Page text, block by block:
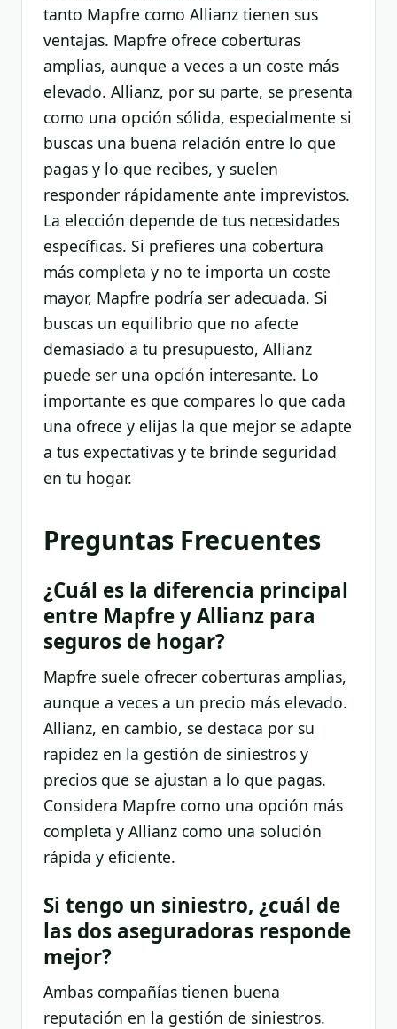
tanto Mapfre como Allianz tienen sus
ventajas. Mapfre ofrece coberturas
amplias, aunque a veces a un coste más
elevado. Allianz, por su parte, se presenta
como una opción sólida, especialmente si
buscas una buena relación entre lo que
pagas y lo que recibes, y suelen
responder rápidamente ante imprevistos.
La elección depende de tus necesidades
específicas. Si prefieres una cobertura
más completa y no te importa un coste
mayor, Mapfre podría ser adecuada. Si
buscas un equilibrio que no afecte
demasiado a tu presupuesto, Allianz
puede ser una opción interesante. Lo
importante es que compares lo que cada
una ofrece y elijas la que mejor se adapte
a tus expectativas y te brinde seguridad
en tu hogar.
Preguntas Frecuentes
¿Cuál es la diferencia principal
entre Mapfre y Allianz para
seguros de hogar?
Mapfre suele ofrecer coberturas amplias,
aunque a veces a un precio más elevado.
Allianz, en cambio, se destaca por su
rapidez en la gestión de siniestros y
precios que se ajustan a lo que pagas.
Considera Mapfre como una opción más
completa y Allianz como una solución
rápida y eficiente.
Si tengo un siniestro, ¿cuál de
las dos aseguradoras responde
mejor?
Ambas compañías tienen buena
reputación en la gestión de siniestros.